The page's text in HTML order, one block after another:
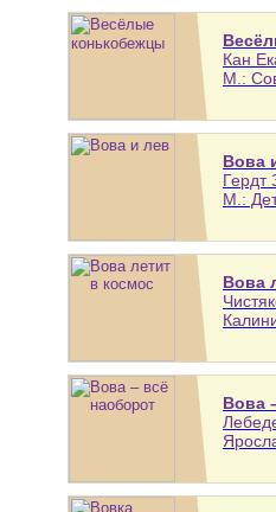
Кан
М.:
Вова
Гердт
М.:
Вова
Вова